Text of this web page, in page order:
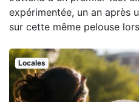
expérimentée, un an après
sur cette même pelouse
Locales